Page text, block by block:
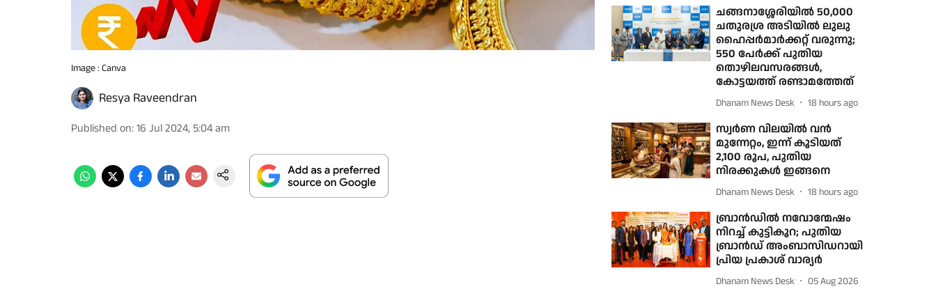
Image : Canva
Resya Raveendran
Published on:16 Jul 2024, 5:04 am
ചങ്ങനാശ്ശേരിയിൽ 50,000
ചതുരശ്ര അടിയിൽ ലുലു
ഹൈപ്പർമാർക്കറ്റ് വരുന്നു;
550 പേർക്ക് പുതിയ
തൊഴിലവസരങ്ങൾ,
കോട്ടയത്ത് രണ്ടാമത്തേത്
Dhanam News Desk 18 hours ago
സ്വർണ വിലയിൽ വന്‍
മുന്നേറ്റം, ഇന്ന് കൂടിയത്
2,100 രൂപ, പുതിയ
നിരക്കുകള്‍ ഇങ്ങനെ
Dhanam News Desk 18 hours ago
ബ്രാൻഡിൽ നവോന്മേഷം
നിറച്ച് കുട്ടികൂറ; പുതിയ
ബ്രാൻഡ് അംബാസിഡറായി
പ്രിയ പ്രകാശ് വാര്യർ
Dhanam News Desk 05 Aug 2026